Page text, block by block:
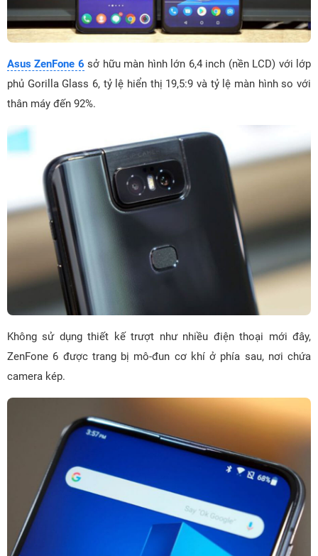
Asus ZenFone 6 sở hữu màn hình lớn 6,4 inch (nền LCD) với lớp
phủ Gorilla Glass 6, tỷ lệ hiển thị 19,5:9 và tỷ lệ màn hình so với
thân máy đến 92%.
Không sử dụng thiết kế trượt như nhiều điện thoại mới đây,
ZenFone 6 được trang bị mô-đun cơ khí ở phía sau, nơi chứa
camera kép.